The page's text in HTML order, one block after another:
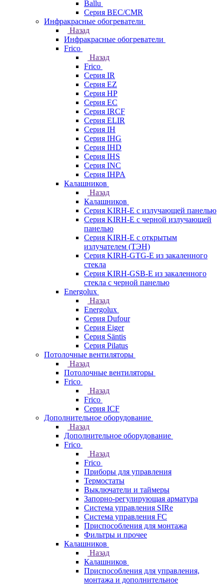
Ballu
Серия BEC/CMR
Инфракрасные обогреватели
Назад
Инфракрасные обогреватели
Frico
Назад
Frico
Серия IR
Серия EZ
Серия HP
Серия EC
Серия IRCF
Серия ELIR
Серия IH
Серия IHG
Серия IHD
Серия IHS
Серия INC
Серия IHPA
Калашников
Назад
Калашников
Серия KIRH-E с излучающей панелью
Серия KIRH-E с черной излучающей
панелью
Серия KIRH-E с открытым
излучателем (ТЭН)
Серия KIRH-GTG-E из закаленного
стекла
Серия KIRH-GSB-E из закаленного
стекла с черной панелью
Energolux
Назад
Energolux
Серия Dufour
Серия Eiger
Серия Säntis
Серия Pilatus
Потолочные вентиляторы
Назад
Потолочные вентиляторы
Frico
Назад
Frico
Серия ICF
Дополнительное оборудование
Назад
Дополнительное оборудование
Frico
Назад
Frico
Приборы для управления
Термостаты
Выключатели и таймеры
Запорно-регулирующая арматура
Система управления SIRe
Система управления FC
Приспособления для монтажа
Фильтры и прочее
Калашников
Назад
Калашников
Приспособления для управления,
монтажа и дополнительное